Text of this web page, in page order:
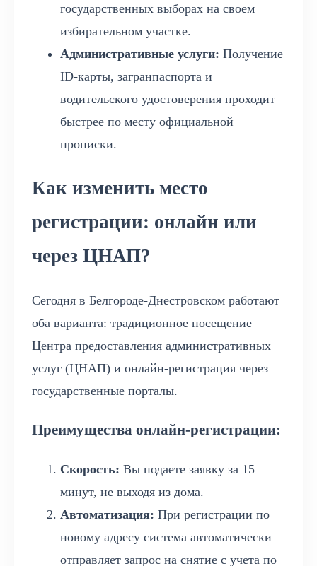
государственных выборах на своем
избирательном участке.
Административные услуги: Получение
ID-карты, загранпаспорта и
водительского удостоверения проходит
быстрее по месту официальной
прописки.
Как изменить место
регистрации: онлайн или
через ЦНАП?
Сегодня в Белгороде-Днестровском работают
оба варианта: традиционное посещение
Центра предоставления административных
услуг (ЦНАП) и онлайн-регистрация через
государственные порталы.
Преимущества онлайн-регистрации:
Скорость: Вы подаете заявку за 15
минут, не выходя из дома.
Автоматизация: При регистрации по
новому адресу система автоматически
отправляет запрос на снятие с учета по